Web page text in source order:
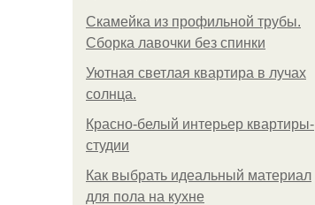
Скамейка из профильной трубы.
Сборка лавочки без спинки
Уютная светлая квартира в лучах
солнца.
Красно-белый интерьер квартиры-
студии
Как выбрать идеальный материал
для пола на кухне